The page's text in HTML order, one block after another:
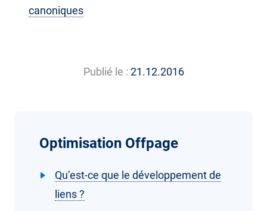
canoniques
Publié le : 21.12.2016
Optimisation Offpage
Qu’est-ce que le développement de
liens ?